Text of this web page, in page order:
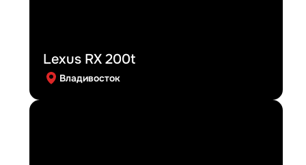
Lexus RX 200t
Владивосток